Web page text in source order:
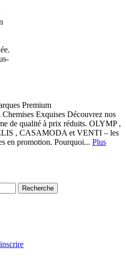
Premium
Exquises Découvrez nos
de qualité à prix réduits. OLYMP ,
, CASAMODA et VENTI – les
en promotion. Pourquoi... Plus
Recherche